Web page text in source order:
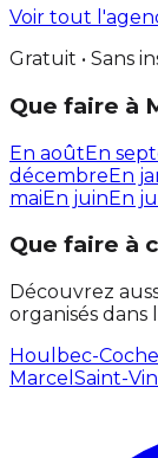
Voir tout
Gratuit • Sans
Que faire à
En aoûtEn
décembreEn
maiEn juinEn
Que faire à
Découvrez
organisés dans
Houlbec-
Marcel Saint-